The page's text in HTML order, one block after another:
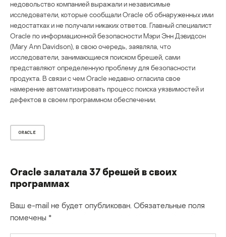
недовольство компанией выражали и независимые
исследователи, которые сообщали Oracle об обнаруженных ими
недостатках и не получали никаких ответов. Главный специалист
Oracle по информационной безопасности Мэри Энн Дэвидсон
(Mary Ann Davidson), в свою очередь, заявляла, что
исследователи, занимающиеся поиском брешей, сами
представляют определенную проблему для безопасности
продукта. В связи с чем Oracle недавно огласила свое
намерение автоматизировать процесс поиска уязвимостей и
дефектов в своем программном обеспечении.
ORACLE
Oracle залатала 37 брешей в своих
программах
Ваш e-mail не будет опубликован. Обязательные поля
помечены *